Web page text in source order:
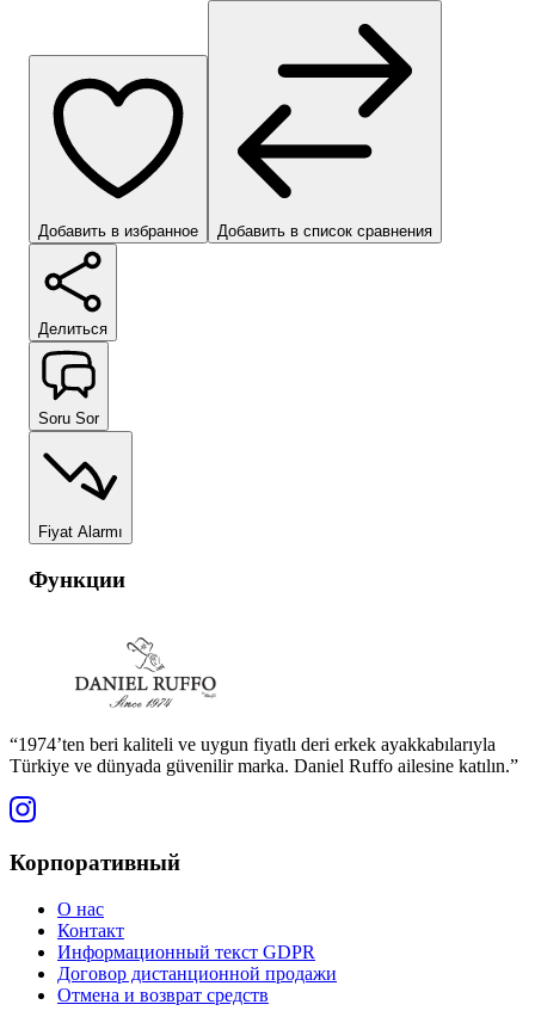
Добавить в избранное Добавить в список сравнения
Делиться
Soru Sor
Fiyat Alarmı
Функции
“1974’ten beri kaliteli ve uygun fiyatlı deri erkek ayakkabılarıyla
Türkiye ve dünyada güvenilir marka. Daniel Ruffo ailesine katılın.”
Корпоративный
О нас
Контакт
Информационный текст GDPR
Договор дистанционной продажи
Отмена и возврат средств